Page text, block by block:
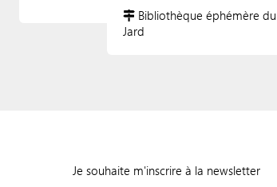
Bibliothèque éphémère
Jard
Je souhaite m'inscrire à la newsletter